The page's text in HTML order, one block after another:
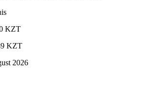
KZT
KZT
2026